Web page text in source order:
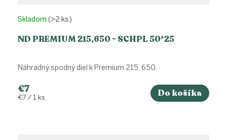
ND PREMIUM 215,650 - SCHPL 50*25
Skladom (>2 ks)
€7
Jednotková
€7 / 1 ks Do košíka
Náhradný spodný diel k Premium 215, 650.